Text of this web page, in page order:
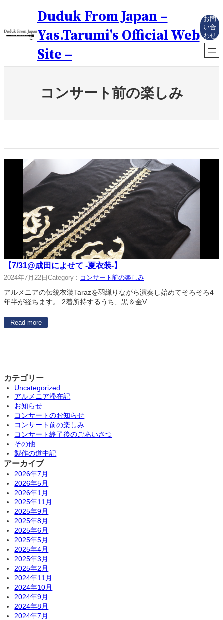
ス
プ
Duduk From Japan –
Yas.Tarumi's Official Web
Site –
お問
い合
わせ
コンサート前の楽しみ
【7/31@成田によせて -夏衣装-】
2024年7月22日 Category : コンサート前の楽しみ
アルメニアの伝統衣装Tarazを羽織りながら演奏し始めてそろそろ4
年半が経ちます。 2着所持するうち、黒＆金V…
Read more
カテゴリー
Uncategorized
アルメニア滞在記
お知らせ
コンサートのお知らせ
コンサート前の楽しみ
コンサート終了後のごあいさつ
その他
製作の道中記
アーカイブ
2026年7月
2026年5月
2026年1月
2025年11月
2025年9月
2025年8月
2025年6月
2025年5月
2025年4月
2025年3月
2025年2月
2024年11月
2024年10月
2024年9月
2024年8月
2024年7月